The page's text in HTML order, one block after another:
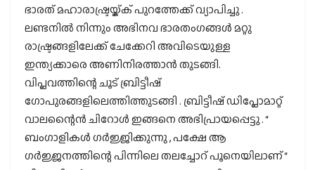
ഭാരത് മഹാരാഷ്ട്രയ്ക്ക് പുറത്തേക്ക് വ്യാപിച്ചു .
ലണ്ടനില്‍ നിന്നും അഭിനവ ഭാരതംഗങ്ങള്‍ മറ്റു
രാഷ്ട്രങ്ങളിലേക്ക് ചേക്കേറി അവിടെയുള്ള
ഇന്ത്യക്കാരെ അണിനിരത്താൻ തുടങ്ങി.
വിപ്ലവത്തിന്റെ ചൂട് ബ്രിട്ടീഷ്
ഗോപുരങ്ങളിലെത്തിത്തുടങ്ങി . ബ്രിട്ടീഷ് ഡിപ്ലോമാറ്റ്
വാലന്റൈന്‍ ചിറോള്‍ ഇങ്ങനെ അഭിപ്രായപ്പെട്ടു . “
ബംഗാളികള്‍ ഗര്‍ജ്ജിക്കുന്നു , പക്ഷേ ആ
ഗര്‍ജ്ജനത്തിന്റെ പിന്നിലെ തലച്ചോറ് പൂനെയിലാണ് “